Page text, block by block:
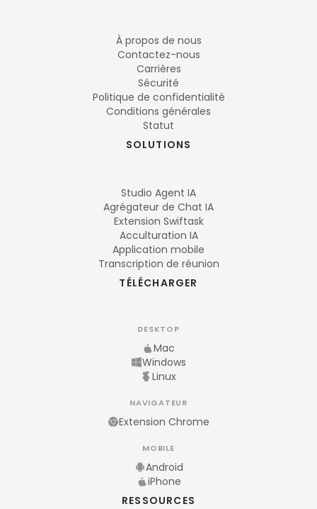
À propos de nous
Contactez-nous
Carrières
Sécurité
Politique de confidentialité
Conditions générales
Statut
SOLUTIONS
Studio Agent IA
Agrégateur de Chat IA
Extension Swiftask
Acculturation IA
Application mobile
Transcription de réunion
TÉLÉCHARGER
DESKTOP
Mac
Windows
Linux
NAVIGATEUR
Extension Chrome
MOBILE
Android
iPhone
RESSOURCES